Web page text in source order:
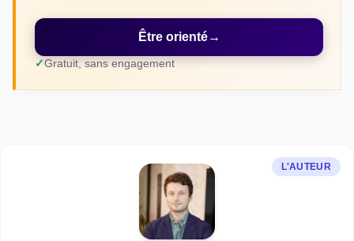
Être orienté→
Gratuit, sans engagement
L'AUTEUR